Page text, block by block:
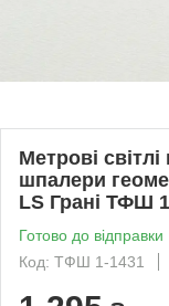
Метрові
шпалери
LS Грані ТФШ
Готово до відправки
Код: ТФШ 1-1431